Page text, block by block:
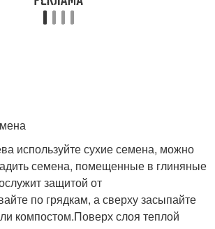
используйте сухие семена, можно
семена, помещенные в глиняные
защитой от
по грядкам, а сверху засыпайте
компостом.Поверх слоя теплой